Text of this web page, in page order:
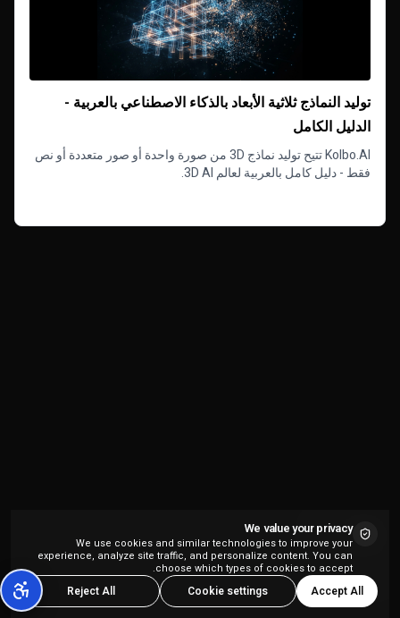
توليد النماذج ثلاثية الأبعاد بالذكاء الاصطناعي بالعربية -
الدليل الكامل
Kolbo.AI تتيح توليد نماذج 3D من صورة واحدة أو صور متعددة أو نص
فقط - دليل كامل بالعربية لعالم 3D AI.
We value your privacy
We use cookies and similar technologies to improve your
experience, analyze site traffic, and personalize content. You can
choose which types of cookies to accept.
Accept All
Cookie settings
Reject All